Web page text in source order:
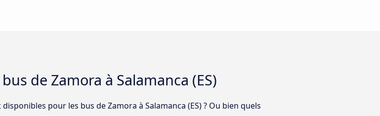
de Zamora à Salamanca (ES)
pour les bus de Zamora à Salamanca (ES) ? Ou bien quels